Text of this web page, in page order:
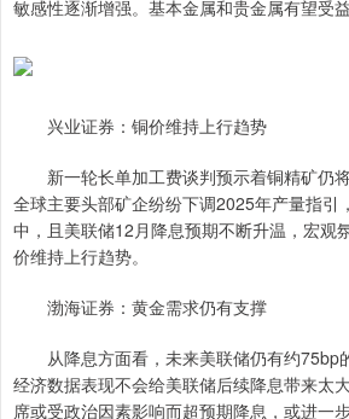
敏感性逐渐增强。基本金属和贵金属有望受
兴业证券：铜价维持上行趋势
新一轮长单加工费谈判预示着铜精矿仍将
全球主要头部矿企纷纷下调2025年产量指引
中，且美联储12月降息预期不断升温，宏观
价维持上行趋势。
渤海证券：黄金需求仍有支撑
从降息方面看，未来美联储仍有约75bp
经济数据表现不会给美联储后续降息带来太
席或受政治因素影响而超预期降息，或进一